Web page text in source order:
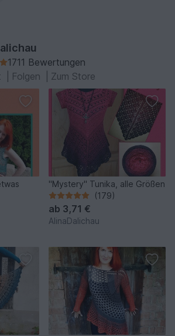
1711 Bewertungen
Folgen Zum Store
"Mystery" Tunika, alle Größen
(179)
ab 3,71 €
AlinaDalichau